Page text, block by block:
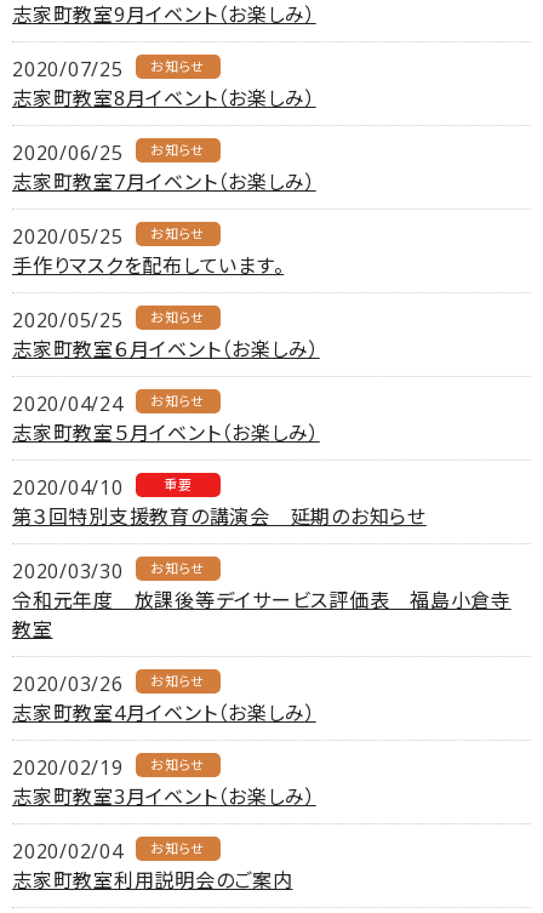
志家町教室9月イベント（お楽しみ）
2020/07/25 お知らせ
志家町教室8月イベント（お楽しみ）
2020/06/25 お知らせ
志家町教室7月イベント（お楽しみ）
2020/05/25 お知らせ
手作りマスクを配布しています。
2020/05/25 お知らせ
志家町教室６月イベント（お楽しみ）
2020/04/24 お知らせ
志家町教室５月イベント（お楽しみ）
2020/04/10 重要
第３回特別支援教育の講演会 延期のお知らせ
2020/03/30 お知らせ
令和元年度 放課後等デイサービス評価表 福島小倉寺
教室
2020/03/26 お知らせ
志家町教室4月イベント（お楽しみ）
2020/02/19 お知らせ
志家町教室3月イベント（お楽しみ）
2020/02/04 お知らせ
志家町教室利用説明会のご案内